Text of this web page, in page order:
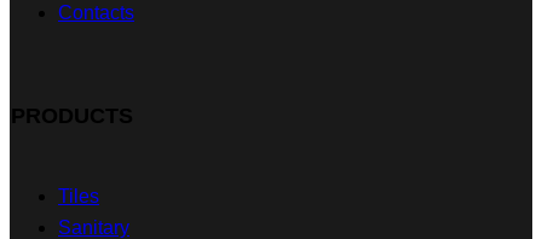
Contacts
PRODUCTS
Tiles
Sanitary